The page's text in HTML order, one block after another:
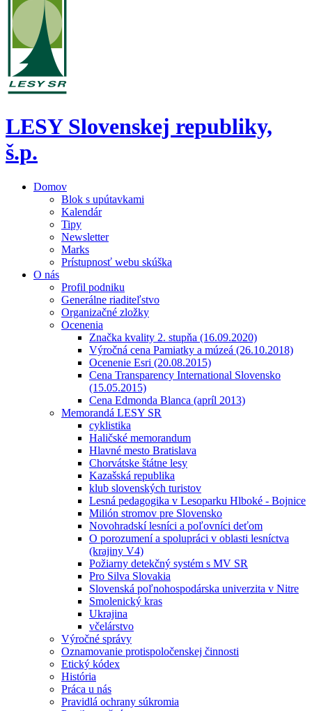
LESY Slovenskej republiky,
š.p.
Domov
Blok s upútavkami
Kalendár
Tipy
Newsletter
Marks
Prístupnosť webu skúška
O nás
Profil podniku
Generálne riaditeľstvo
Organizačné zložky
Ocenenia
Značka kvality 2. stupňa (16.09.2020)
Výročná cena Pamiatky a múzeá (26.10.2018)
Ocenenie Esri (20.08.2015)
Cena Transparency International Slovensko
(15.05.2015)
Cena Edmonda Blanca (apríl 2013)
Memorandá LESY SR
cyklistika
Haličské memorandum
Hlavné mesto Bratislava
Chorvátske štátne lesy
Kazašská republika
klub slovenských turistov
Lesná pedagogika v Lesoparku Hlboké - Bojnice
Milión stromov pre Slovensko
Novohradskí lesníci a poľovníci deťom
O porozumení a spolupráci v oblasti lesníctva
(krajiny V4)
Požiarny detekčný systém s MV SR
Pro Silva Slovakia
Slovenská poľnohospodárska univerzita v Nitre
Smolenický kras
Ukrajina
včelárstvo
Výročné správy
Oznamovanie protispoločenskej činnosti
Etický kódex
História
Práca u nás
Pravidlá ochrany súkromia